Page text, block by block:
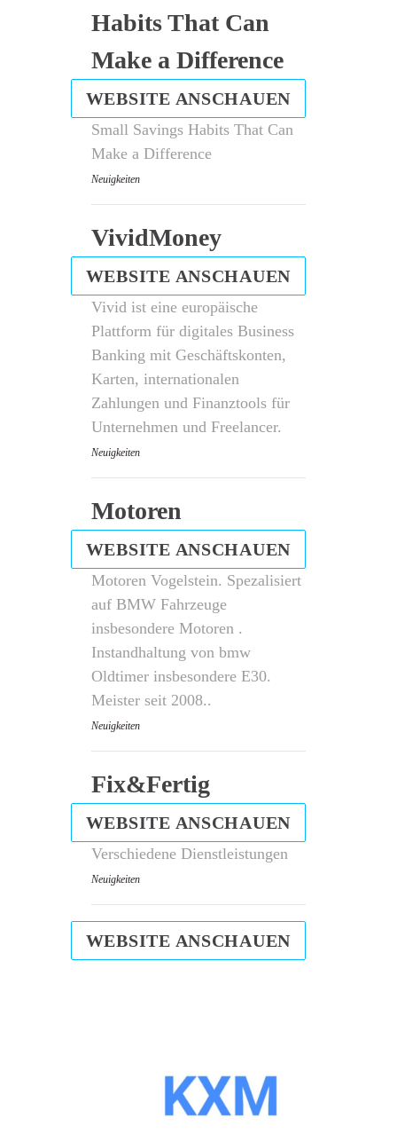
Habits That Can
Make a Difference
WEBSITE ANSCHAUEN
Small Savings Habits That Can
Make a Difference
Neuigkeiten
VividMoney
WEBSITE ANSCHAUEN
Vivid ist eine europäische
Plattform für digitales Business
Banking mit Geschäftskonten,
Karten, internationalen
Zahlungen und Finanztools für
Unternehmen und Freelancer.
Neuigkeiten
Motoren
WEBSITE ANSCHAUEN
Motoren Vogelstein. Spezalisiert
auf BMW Fahrzeuge
insbesondere Motoren .
Instandhaltung von bmw
Oldtimer insbesondere E30.
Meister seit 2008..
Neuigkeiten
Fix&Fertig
WEBSITE ANSCHAUEN
Verschiedene Dienstleistungen
Neuigkeiten
WEBSITE ANSCHAUEN